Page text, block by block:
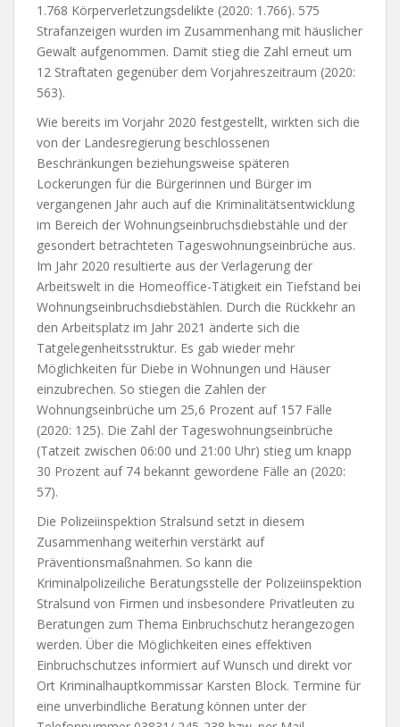
1.768 Körperverletzungsdelikte (2020: 1.766). 575
Strafanzeigen wurden im Zusammenhang mit häuslicher
Gewalt aufgenommen. Damit stieg die Zahl erneut um
12 Straftaten gegenüber dem Vorjahreszeitraum (2020:
563).
Wie bereits im Vorjahr 2020 festgestellt, wirkten sich die
von der Landesregierung beschlossenen
Beschränkungen beziehungsweise späteren
Lockerungen für die Bürgerinnen und Bürger im
vergangenen Jahr auch auf die Kriminalitätsentwicklung
im Bereich der Wohnungseinbruchsdiebstähle und der
gesondert betrachteten Tageswohnungseinbrüche aus.
Im Jahr 2020 resultierte aus der Verlagerung der
Arbeitswelt in die Homeoffice-Tätigkeit ein Tiefstand bei
Wohnungseinbruchsdiebstählen. Durch die Rückkehr an
den Arbeitsplatz im Jahr 2021 änderte sich die
Tatgelegenheitsstruktur. Es gab wieder mehr
Möglichkeiten für Diebe in Wohnungen und Häuser
einzubrechen. So stiegen die Zahlen der
Wohnungseinbrüche um 25,6 Prozent auf 157 Fälle
(2020: 125). Die Zahl der Tageswohnungseinbrüche
(Tatzeit zwischen 06:00 und 21:00 Uhr) stieg um knapp
30 Prozent auf 74 bekannt gewordene Fälle an (2020:
57).
Die Polizeiinspektion Stralsund setzt in diesem
Zusammenhang weiterhin verstärkt auf
Präventionsmaßnahmen. So kann die
Kriminalpolizeiliche Beratungsstelle der Polizeiinspektion
Stralsund von Firmen und insbesondere Privatleuten zu
Beratungen zum Thema Einbruchschutz herangezogen
werden. Über die Möglichkeiten eines effektiven
Einbruchschutzes informiert auf Wunsch und direkt vor
Ort Kriminalhauptkommissar Karsten Block. Termine für
eine unverbindliche Beratung können unter der